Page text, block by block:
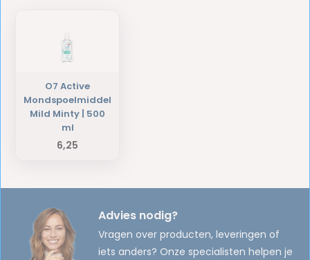
O7 Active
Mondspoelmiddel
Mild Minty | 500
ml
6,25
Advies nodig?
Vragen over producten, leveringen of
iets anders? Onze specialisten helpen je